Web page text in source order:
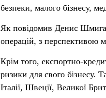
безпеки, малого бізнесу,
Як повідомив Денис
операцій, з перспективою
Крім того, експортно-
ризики для свого бізнесу.
Італії, Швеції, Великої